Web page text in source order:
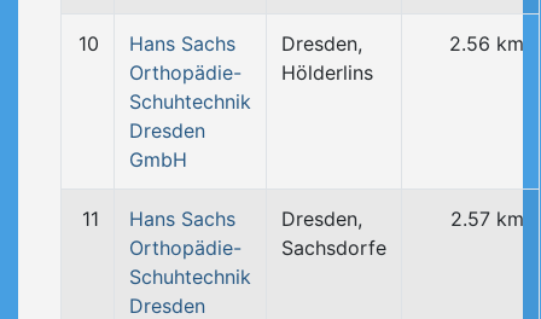
10
Hans Sachs
Orthopädie-
Schuhtechnik
Dresden
GmbH
Dresden,
Hölderlins
2.56 km
11
Hans Sachs
Orthopädie-
Schuhtechnik
Dresden
Dresden,
Sachsdorfe
2.57 km